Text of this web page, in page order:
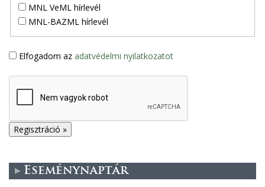
MNL VeML hírlevél
MNL-BAZML hírlevél
Elfogadom az adatvédelmi nyilatkozatot
Eseménynaptár